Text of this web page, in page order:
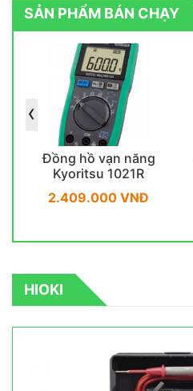
SẢN PHẨM BÁN CHẠY
Đồng hồ vạn năng
Kyoritsu 1021R
2.409.000 VNĐ
‹
HIOKI